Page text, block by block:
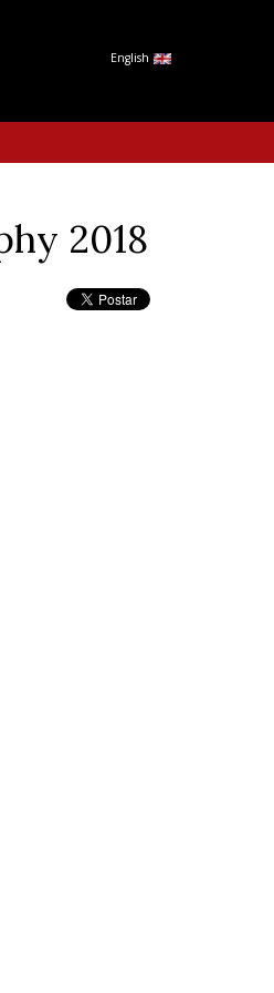
English
2018